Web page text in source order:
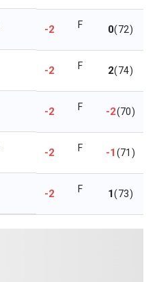
-2 F 0(72)
-2 F 2(74)
-2 F -2(70)
-2 F -1(71)
-2 F 1(73)